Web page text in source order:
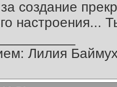
создание
настроения...
Лилия